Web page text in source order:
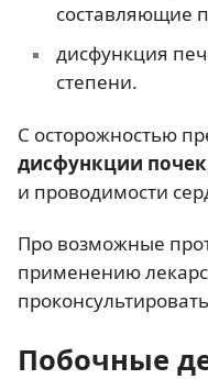
составляющие
дисфункция
степени.
С осторожностью
дисфункции почек
и проводимости
Про возможные
применению
Побочные